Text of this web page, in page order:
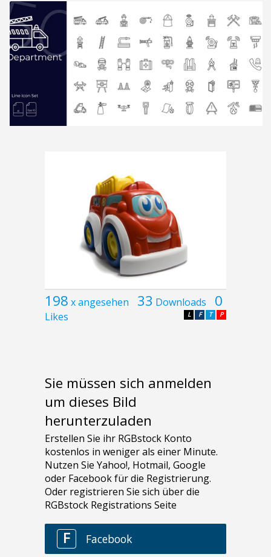
198 x angesehen 33 Downloads 0
Likes P
T
F
L
Sie müssen sich anmelden
um dieses Bild
herunterzuladen